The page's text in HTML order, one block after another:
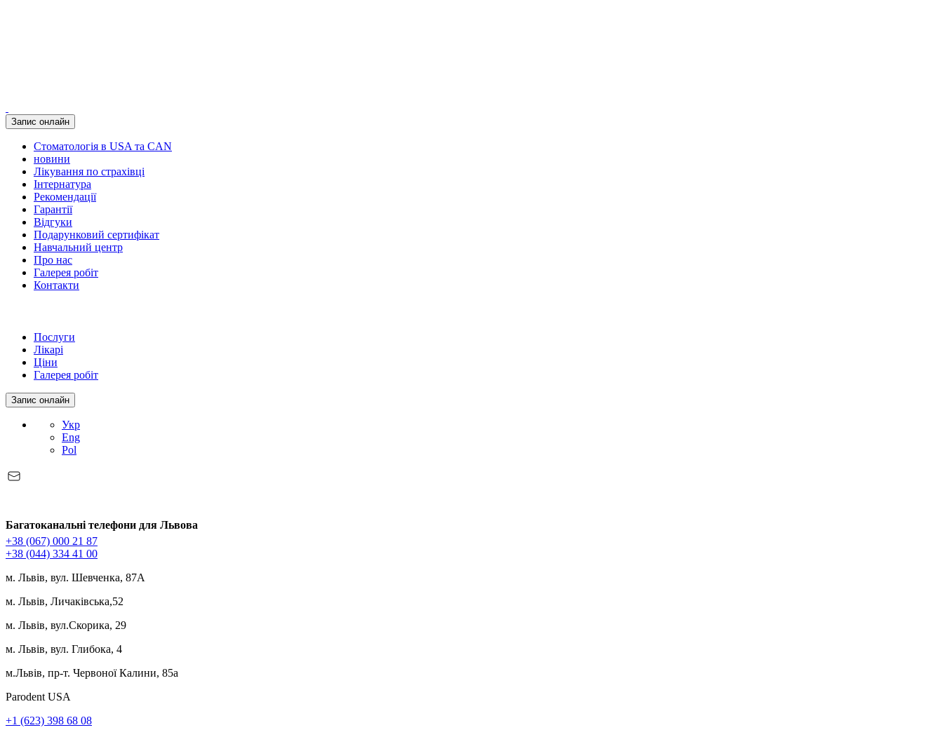
Запис онлайн
Стоматологія в USA та CAN
новини
Лікування по страхівці
Інтернатура
Рекомендації
Гарантії
Відгуки
Подарунковий сертифікат
Навчальний центр
Про нас
Галерея робіт
Контакти
Послуги
Лікарі
Ціни
Галерея робіт
Запис онлайн
Укр
Eng
Pol
Багатоканальні телефони для Львова
+38 (067) 000 21 87
+38 (044) 334 41 00
м. Львів, вул. Шевченка, 87А
м. Львів, Личаківська,52
м. Львів, вул.Скорика, 29
м. Львів, вул. Глибока, 4
м.Львів, пр-т. Червоної Калини, 85а
Parodent USА
+1 (623) 398 68 08